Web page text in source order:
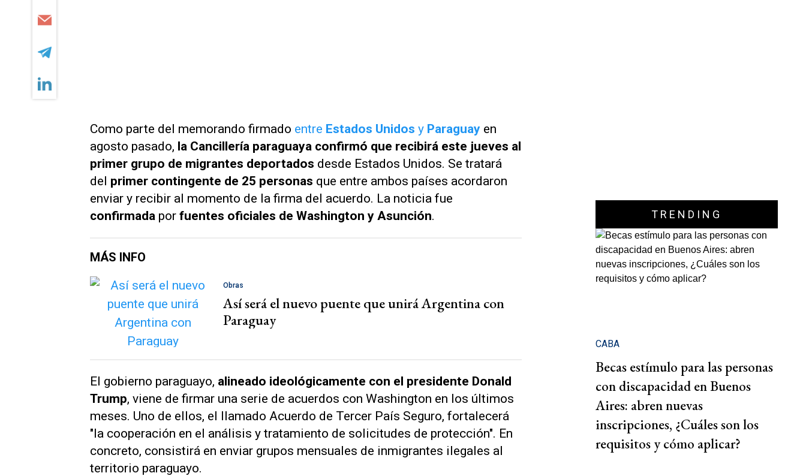
Como parte del memorando firmado entre Estados Unidos y Paraguay en
agosto pasado, la Cancillería paraguaya confirmó que recibirá este jueves al
primer grupo de migrantes deportados desde Estados Unidos. Se tratará
del primer contingente de 25 personas que entre ambos países acordaron
enviar y recibir al momento de la firma del acuerdo. La noticia fue
confirmada por fuentes oficiales de Washington y Asunción.
MÁS INFO
Obras
Así será el nuevo puente que unirá Argentina con
Paraguay
El gobierno paraguayo, alineado ideológicamente con el presidente Donald
Trump, viene de firmar una serie de acuerdos con Washington en los últimos
meses. Uno de ellos, el llamado Acuerdo de Tercer País Seguro, fortalecerá
"la cooperación en el análisis y tratamiento de solicitudes de protección". En
concreto, consistirá en enviar grupos mensuales de inmigrantes ilegales al
territorio paraguayo.
TRENDING
CABA
Becas estímulo para las personas
con discapacidad en Buenos
Aires: abren nuevas
inscripciones, ¿Cuáles son los
requisitos y cómo aplicar?